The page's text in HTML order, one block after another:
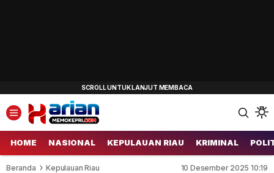
HOME NASIONAL KEPULAUAN RIAU KRIMINAL
Beranda Kepulauan Riau 10 Desember 2025 10:19